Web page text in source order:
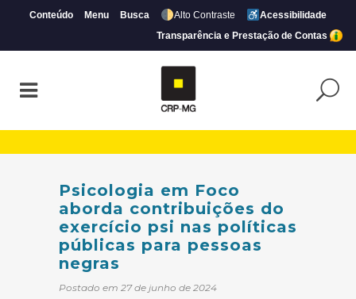
Conteúdo Menu Busca Alto Contraste
Acessibilidade
Transparência e Prestação de Contas
Psicologia em Foco
aborda contribuições do
exercício psi nas políticas
públicas para pessoas
negras
Postado em 27 de junho de 2024